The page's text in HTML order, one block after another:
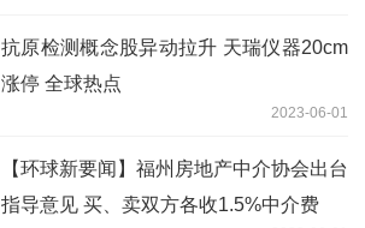
抗原检测概念股异动拉升 天瑞仪器20cm
涨停 全球热点
2023-06-01
【环球新要闻】福州房地产中介协会出台
指导意见 买、卖双方各收1.5%中介费